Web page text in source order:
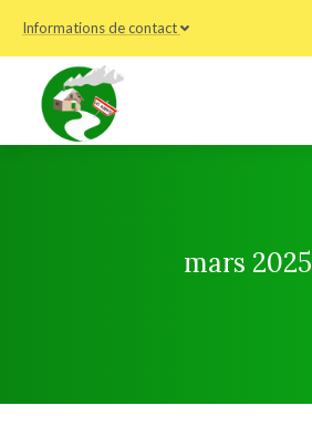
Informations de contact
mars 2025